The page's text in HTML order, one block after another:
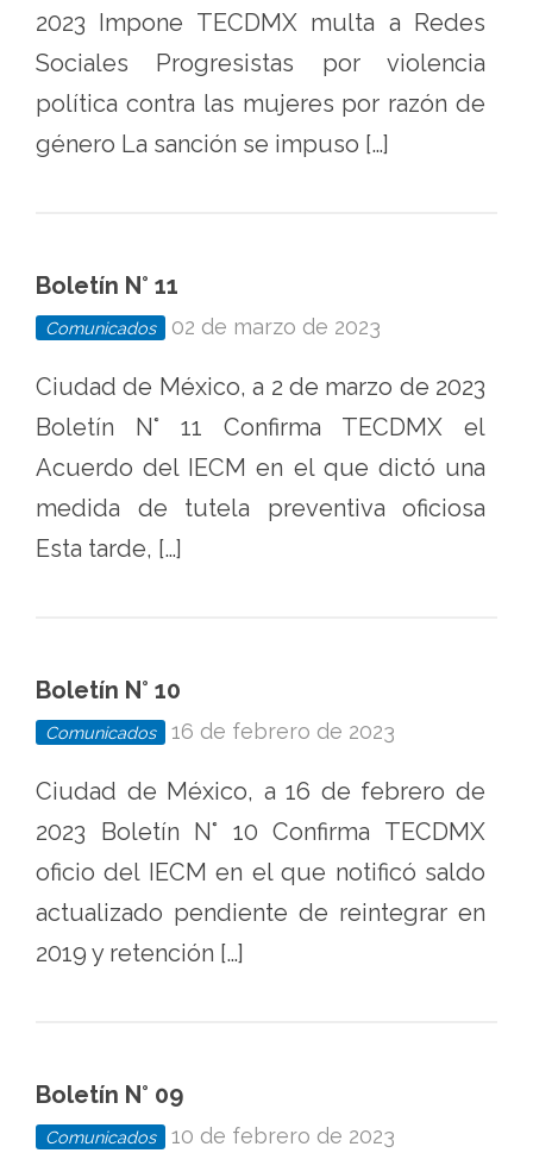
2023 Impone TECDMX multa a Redes
Sociales Progresistas por violencia
política contra las mujeres por razón de
género La sanción se impuso […]
Boletín N° 11
Comunicados 02 de marzo de 2023
Ciudad de México, a 2 de marzo de 2023
Boletín N° 11 Confirma TECDMX el
Acuerdo del IECM en el que dictó una
medida de tutela preventiva oficiosa
Esta tarde, […]
Boletín N° 10
Comunicados 16 de febrero de 2023
Ciudad de México, a 16 de febrero de
2023 Boletín N° 10 Confirma TECDMX
oficio del IECM en el que notificó saldo
actualizado pendiente de reintegrar en
2019 y retención […]
Boletín N° 09
Comunicados 10 de febrero de 2023